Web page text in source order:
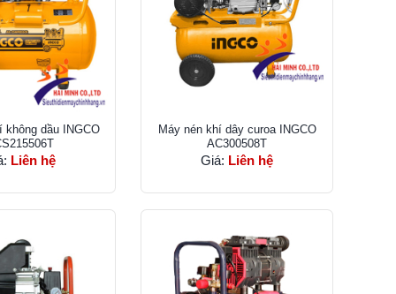
không dầu INGCO
Liên hệ
Máy nén khí dây curoa INGCO
AC300508T
Giá: Liên hệ